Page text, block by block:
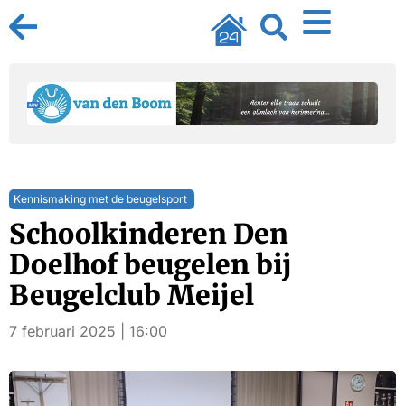
Kennismaking met de beugelsport
Schoolkinderen Den
Doelhof beugelen bij
Beugelclub Meijel
7 februari 2025 | 16:00